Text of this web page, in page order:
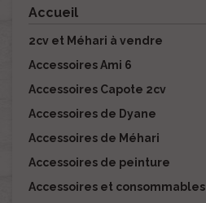
Accueil
2cv et Méhari à vendre
Accessoires Ami 6
Accessoires Capote 2cv
Accessoires de Dyane
Accessoires de Méhari
Accessoires de peinture
Accessoires et consommables